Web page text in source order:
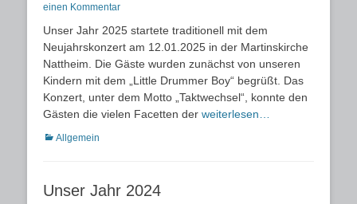
on
einen Kommentar
Unser Jahr 2025 startete traditionell mit dem
Neujahrskonzert am 12.01.2025 in der Martinskirche
Nattheim. Die Gäste wurden zunächst von unseren
Kindern mit dem „Little Drummer Boy“ begrüßt. Das
Konzert, unter dem Motto „Taktwechsel“, konnte den
Gästen die vielen Facetten der weiterlesen…
Kategorien
Allgemein
Unser Jahr 2024